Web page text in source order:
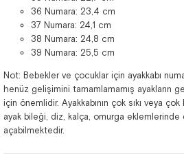
36 Numara: 23,4 cm
37 Numara: 24,1 cm
38 Numara: 24,8 cm
39 Numara: 25,5 cm
Not: Bebekler ve çocuklar için ayakkabı
henüz gelişimini tamamlamamış ayakların
için önemlidir. Ayakkabının çok sıkı veya
ayak bileği, diz, kalça, omurga eklemlerinde
açabilmektedir.